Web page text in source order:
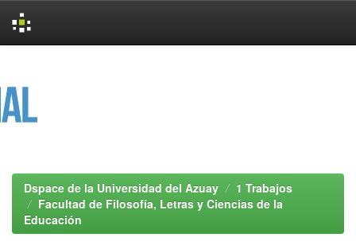
Dspace de la Universidad del Azuay
1 Trabajos
Facultad de Filosofía, Letras y Ciencias de la
Educación